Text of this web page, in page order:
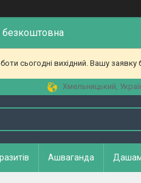
безкоштовна
сьогодні вихідний. Вашу
Хмельницький,
Ашваганда